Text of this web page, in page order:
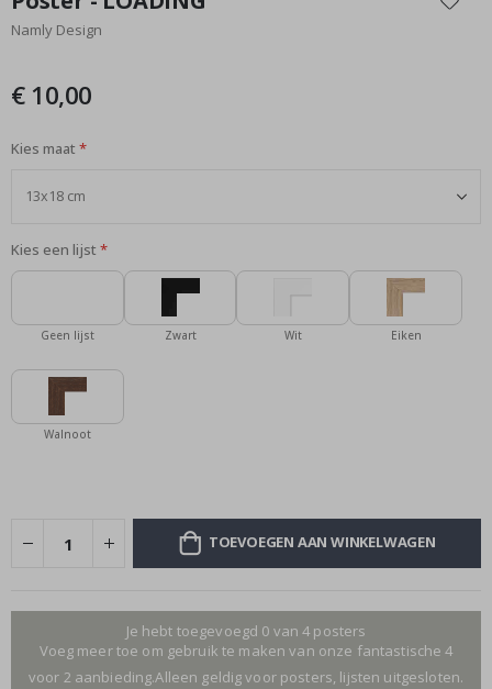
het
begin
afbeeldingen-
Namly Design
€ 10,00
Kies maat
Kies een lijst
Geen lijst Zwart Wit Eiken
Walnoot
TOEVOEGEN AAN WINKELWAGEN
Je hebt toegevoegd 0 van 4 posters
Voeg meer toe om gebruik te maken van onze fantastische 4
voor 2 aanbieding.Alleen geldig voor posters, lijsten uitgesloten.